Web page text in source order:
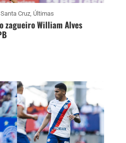
Santa Cruz, Últimas
zagueiro William Alves